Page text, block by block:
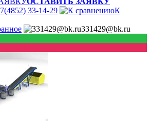
33-14-29
К
331429@bk.ru